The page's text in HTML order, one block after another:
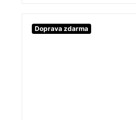
Doprava zdarma